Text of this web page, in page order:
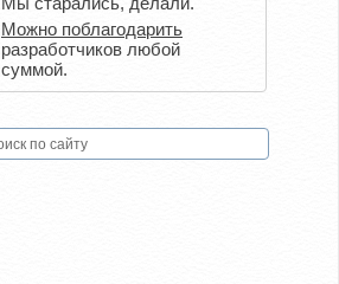
Можно поблагодарить
разработчиков любой
суммой.